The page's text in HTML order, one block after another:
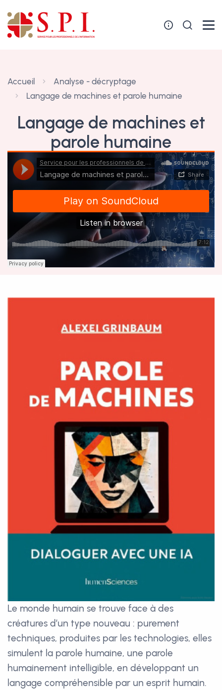
Accueil
Analyse - décryptage
Langage de machines et parole humaine
Langage de machines et
parole humaine
11 juillet 2023
Le monde humain se trouve face à des
créatures d’un type nouveau : purement
techniques, produites par les technologies, elles
simulent la parole humaine, une parole
humainement intelligible, en développant un
langage compréhensible par un esprit humain.